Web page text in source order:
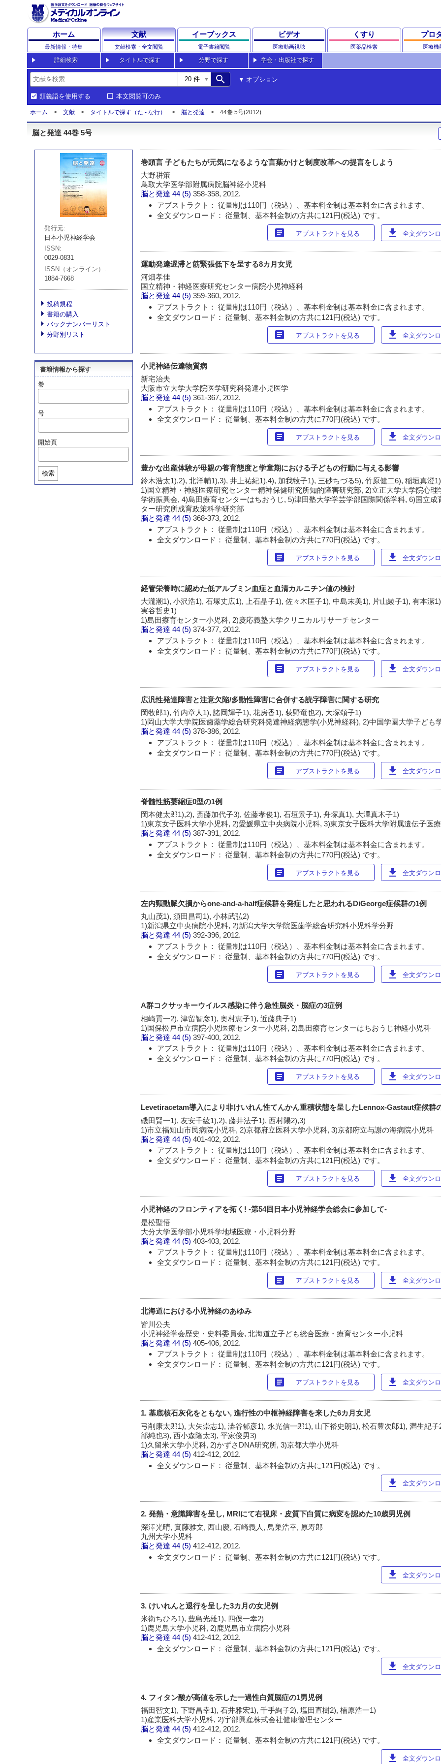
ホーム
最新情報・特集
文献
文献検索・全文閲覧
イーブックス
電子書籍閲覧
ビデオ
医療動画視聴
くすり
医薬品検索
プロ
医療機
詳細検索 タイトルで探す 分野で探す 学会・出版社で探す
search オプション
類義語を使用する 本文閲覧可のみ
ホーム 文献 タイトルで探す（た - な行） 脳と発達 44巻 5号(2012)
脳と発達 44巻 5号
発行元
日本小児神経学会
ISSN
0029-0831
ISSN（オンライン）
1884-7668
投稿規程
書籍の購入
バックナンバーリスト
分野別リスト
書籍情報から探す
巻
号
開始頁
検索
巻頭言 子どもたちが元気になるような言葉かけと制度改革への提言をしよう
大野耕策
鳥取大学医学部附属病院脳神経小児科
脳と発達 44 (5)358-358, 2012.
アブストラクト： 従量制は110円（税込）、基本料金制は基本料金に含まれます。
全文ダウンロード： 従量制、基本料金制の方共に121円(税込) です。
article アブストラクトを見る download 全文ダウン
運動発達遅滞と筋緊張低下を呈する8カ月女児
河畑孝佳
国立精神・神経医療研究センター病院小児神経科
脳と発達 44 (5)359-360, 2012.
アブストラクト： 従量制は110円（税込）、基本料金制は基本料金に含まれます。
全文ダウンロード： 従量制、基本料金制の方共に121円(税込) です。
article アブストラクトを見る download 全文ダウン
小児神経伝達物質病
新宅治夫
大阪市立大学大学院医学研究科発達小児医学
脳と発達 44 (5)361-367, 2012.
アブストラクト： 従量制は110円（税込）、基本料金制は基本料金に含まれます。
全文ダウンロード： 従量制、基本料金制の方共に770円(税込) です。
article アブストラクトを見る download 全文ダウン
豊かな出産体験が母親の養育態度と学童期における子どもの行動に与える影響
鈴木浩太1),2), 北洋輔1),3), 井上祐紀1),4), 加我牧子1), 三砂ちづる5), 竹原健二6), 稲垣真澄1)
1)国立精神・神経医療研究センター精神保健研究所知的障害研究部, 2)立正大学大学院心理
学術振興会, 4)島田療育センターはちおうじ, 5)津田塾大学学芸学部国際関係学科, 6)国立成
ター研究所成育政策科学研究部
脳と発達 44 (5)368-373, 2012.
アブストラクト： 従量制は110円（税込）、基本料金制は基本料金に含まれます。
全文ダウンロード： 従量制、基本料金制の方共に770円(税込) です。
article アブストラクトを見る download 全文ダウン
経管栄養時に認めた低アルブミン血症と血清カルニチン値の検討
大瀧潮1), 小沢浩1), 石塚丈広1), 上石晶子1), 佐々木匡子1), 中島末美1), 片山綾子1), 有本潔
実谷哲史1)
1)島田療育センター小児科, 2)慶応義塾大学クリニカルリサーチセンター
脳と発達 44 (5)374-377, 2012.
アブストラクト： 従量制は110円（税込）、基本料金制は基本料金に含まれます。
全文ダウンロード： 従量制、基本料金制の方共に770円(税込) です。
article アブストラクトを見る download 全文ダウン
広汎性発達障害と注意欠陥/多動性障害に合併する読字障害に関する研究
岡牧郎1), 竹内章人1), 諸岡輝子1), 花房香1), 荻野竜也2), 大塚頌子1)
1)岡山大学大学院医歯薬学総合研究科発達神経病態学(小児神経科), 2)中国学園大学子ども
脳と発達 44 (5)378-386, 2012.
アブストラクト： 従量制は110円（税込）、基本料金制は基本料金に含まれます。
全文ダウンロード： 従量制、基本料金制の方共に770円(税込) です。
article アブストラクトを見る download 全文ダウン
脊髄性筋萎縮症0型の1例
岡本健太郎1),2), 斎藤加代子3), 佐藤孝俊1), 石垣景子1), 舟塚真1), 大澤真木子1)
1)東京女子医科大学小児科, 2)愛媛県立中央病院小児科, 3)東京女子医科大学附属遺伝子医
脳と発達 44 (5)387-391, 2012.
アブストラクト： 従量制は110円（税込）、基本料金制は基本料金に含まれます。
全文ダウンロード： 従量制、基本料金制の方共に770円(税込) です。
article アブストラクトを見る download 全文ダウン
左内頸動脈欠損からone-and-a-half症候群を発症したと思われるDiGeorge症候群の1例
丸山茂1), 須田昌司1), 小林武弘2)
1)新潟県立中央病院小児科, 2)新潟大学大学院医歯学総合研究科小児科学分野
脳と発達 44 (5)392-396, 2012.
アブストラクト： 従量制は110円（税込）、基本料金制は基本料金に含まれます。
全文ダウンロード： 従量制、基本料金制の方共に770円(税込) です。
article アブストラクトを見る download 全文ダウン
A群コクサッキーウイルス感染に伴う急性脳炎・脳症の3症例
相崎貢一2), 津留智彦1), 奥村恵子1), 近藤典子1)
1)国保松戸市立病院小児医療センター小児科, 2)島田療育センターはちおうじ神経小児科
脳と発達 44 (5)397-400, 2012.
アブストラクト： 従量制は110円（税込）、基本料金制は基本料金に含まれます。
全文ダウンロード： 従量制、基本料金制の方共に770円(税込) です。
article アブストラクトを見る download 全文ダウン
Levetiracetam導入により非けいれん性てんかん重積状態を呈したLennox-Gastaut症候群
磯田賢一1), 友安千紘1),2), 藤井法子1), 西村陽2),3)
1)市立福知山市民病院小児科, 2)京都府立医科大学小児科, 3)京都府立与謝の海病院小児科
脳と発達 44 (5)401-402, 2012.
アブストラクト： 従量制は110円（税込）、基本料金制は基本料金に含まれます。
全文ダウンロード： 従量制、基本料金制の方共に121円(税込) です。
article アブストラクトを見る download 全文ダウン
小児神経のフロンティアを拓く! -第54回日本小児神経学会総会に参加して-
是松聖悟
大分大学医学部小児科学地域医療・小児科分野
脳と発達 44 (5)403-403, 2012.
アブストラクト： 従量制は110円（税込）、基本料金制は基本料金に含まれます。
全文ダウンロード： 従量制、基本料金制の方共に121円(税込) です。
article アブストラクトを見る download 全文ダウン
北海道における小児神経のあゆみ
皆川公夫
小児神経学会歴史・史料委員会, 北海道立子ども総合医療・療育センター小児科
脳と発達 44 (5)405-406, 2012.
アブストラクト： 従量制は110円（税込）、基本料金制は基本料金に含まれます。
全文ダウンロード： 従量制、基本料金制の方共に121円(税込) です。
article アブストラクトを見る download 全文ダウン
1. 基底核石灰化をともない, 進行性の中枢神経障害を来した6カ月女児
弓削康太郎1), 大矢崇志1), 澁谷郁彦1), 永光信一郎1), 山下裕史朗1), 松石豊次郎1), 満生紀
部純也3), 西小森隆太3), 平家俊男3)
1)久留米大学小児科, 2)かずさDNA研究所, 3)京都大学小児科
脳と発達 44 (5)412-412, 2012.
全文ダウンロード： 従量制、基本料金制の方共に121円(税込) です。
download 全文ダウン
2. 発熱・意識障害を呈し, MRIにて右視床・皮質下白質に病変を認めた10歳男児例
深澤光晴, 實藤雅文, 西山慶, 石崎義人, 鳥巣浩幸, 原寿郎
九州大学小児科
脳と発達 44 (5)412-412, 2012.
全文ダウンロード： 従量制、基本料金制の方共に121円(税込) です。
download 全文ダウン
3. けいれんと退行を呈した3カ月の女児例
米衛ちひろ1), 豊島光雄1), 四俣一幸2)
1)鹿児島大学小児科, 2)鹿児島市立病院小児科
脳と発達 44 (5)412-412, 2012.
全文ダウンロード： 従量制、基本料金制の方共に121円(税込) です。
download 全文ダウン
4. フィタン酸が高値を示した一過性白質脳症の1男児例
福田智文1), 下野昌幸1), 石井雅宏1), 千手絢子2), 塩田直樹2), 楠原浩一1)
1)産業医科大学小児科, 2)宇部興産株式会社健康管理センター
脳と発達 44 (5)412-412, 2012.
全文ダウンロード： 従量制、基本料金制の方共に121円(税込) です。
download 全文ダウン